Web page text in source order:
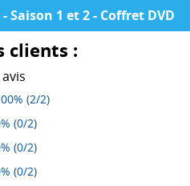
Saison 1 et 2 - Coffret DVD
clients :
(2/2)
(0/2)
(0/2)
(0/2)